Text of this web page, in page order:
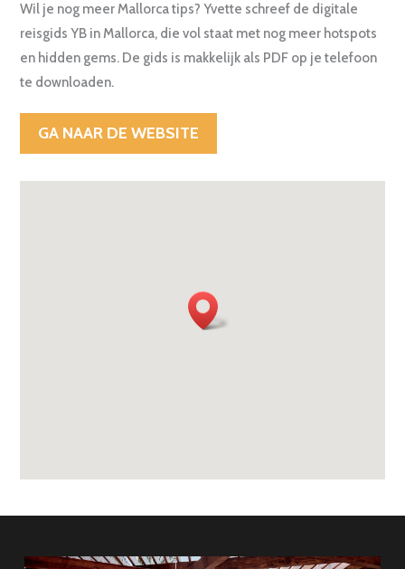
Wil je nog meer Mallorca tips? Yvette schreef de digitale
reisgids YB in Mallorca, die vol staat met nog meer hotspots
en hidden gems. De gids is makkelijk als PDF op je telefoon
te downloaden.
GA NAAR DE WEBSITE